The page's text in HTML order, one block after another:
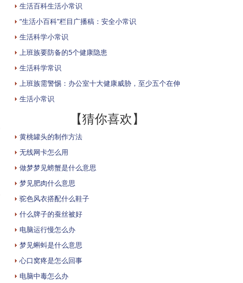
生活百科生活小常识
“生活小百科”栏目广播稿：安全小常识
生活科学小常识
上班族要防备的5个健康隐患
生活科学常识
上班族需警惕：办公室十大健康威胁，至少五个在伸
生活小常识
【猜你喜欢】
黄桃罐头的制作方法
无线网卡怎么用
做梦梦见螃蟹是什么意思
梦见肥肉什么意思
驼色风衣搭配什么鞋子
什么牌子的蚕丝被好
电脑运行慢怎么办
梦见蝌蚪是什么意思
心口窝疼是怎么回事
电脑中毒怎么办